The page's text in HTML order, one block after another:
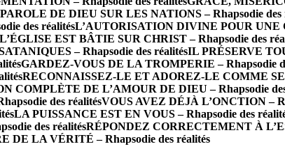
DE DIEU SUR LES NATIONS – Rhapsodie des
des réalitésL’AUTORISATION DIVINE POUR UNE
L’ÉGLISE EST BÂTIE SUR CHRIST – Rhapsodie des
– Rhapsodie des réalitésIL PRÉSERVE
GARDEZ-VOUS DE LA TROMPERIE – Rhapsodie
RECONNAISSEZ-LE ET ADOREZ-LE COMME
COMPLÈTE DE L’AMOUR DE DIEU – Rhapsodie
des réalitésVOUS AVEZ DÉJÀ L’ONCTION –
LA PUISSANCE EST EN VOUS – Rhapsodie des
des réalitésRÉPONDEZ CORRECTEMENT À
DE LA VÉRITÉ – Rhapsodie des réalités